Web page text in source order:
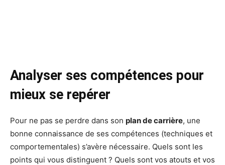
Analyser ses compétences pour
mieux se repérer
Pour ne pas se perdre dans son plan de carrière, une
bonne connaissance de ses compétences (techniques et
comportementales) s’avère nécessaire. Quels sont les
points qui vous distinguent ? Quels sont vos atouts et vos